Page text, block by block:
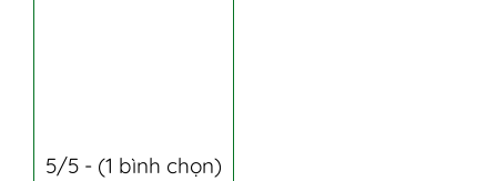
5/5 - (1 bình chọn)